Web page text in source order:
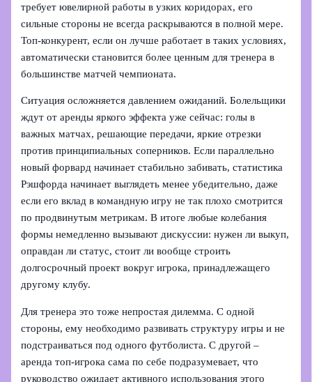
требует ювелирной работы в узких коридорах, его
сильные стороны не всегда раскрываются в полной мере.
Топ-конкурент, если он лучше работает в таких условиях,
автоматически становится более ценным для тренера в
большинстве матчей чемпионата.
Ситуация осложняется давлением ожиданий. Болельщики
ждут от аренды яркого эффекта уже сейчас: голы в
важных матчах, решающие передачи, яркие отрезки
против принципиальных соперников. Если параллельно
новый форвард начинает стабильно забивать, статистика
Рэшфорда начинает выглядеть менее убедительно, даже
если его вклад в командную игру не так плохо смотрится
по продвинутым метрикам. В итоге любые колебания
формы немедленно вызывают дискуссии: нужен ли выкуп,
оправдан ли статус, стоит ли вообще строить
долгосрочный проект вокруг игрока, принадлежащего
другому клубу.
Для тренера это тоже непростая дилемма. С одной
стороны, ему необходимо развивать структуру игры и не
подстраиваться под одного футболиста. С другой –
аренда топ-игрока сама по себе подразумевает, что
руководство ожидает активного использования этого